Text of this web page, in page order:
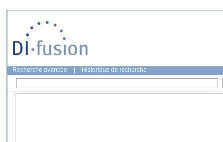
Recherche avancée Historique de recherche